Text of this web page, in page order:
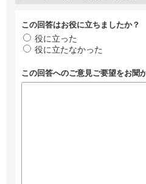
この回答はお役に立ちましたか？
役に立った
役に立たなかった
この回答へのご意見ご要望をお聞